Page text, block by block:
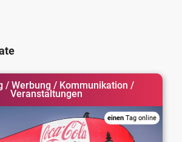
/ Werbung / Kommunikation /
Veranstaltungen
einen Tag online